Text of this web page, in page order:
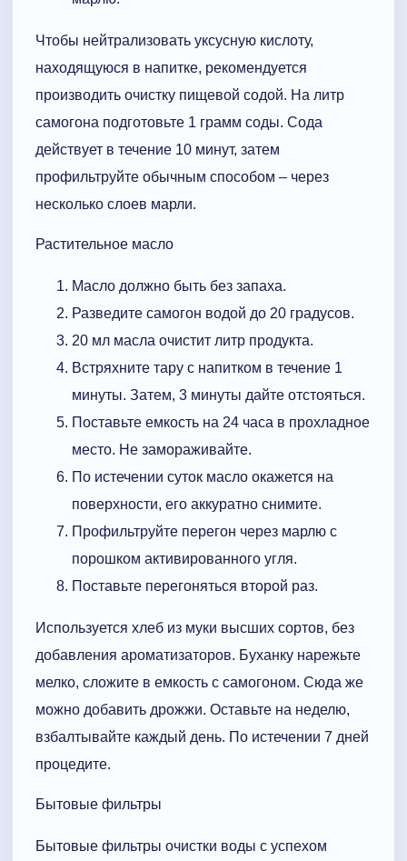
Чтобы нейтрализовать уксусную кислоту,
находящуюся в напитке, рекомендуется
производить очистку пищевой содой. На литр
самогона подготовьте 1 грамм соды. Сода
действует в течение 10 минут, затем
профильтруйте обычным способом – через
несколько слоев марли.
Растительное масло
Масло должно быть без запаха.
Разведите самогон водой до 20 градусов.
20 мл масла очистит литр продукта.
Встряхните тару с напитком в течение 1
минуты. Затем, 3 минуты дайте отстояться.
Поставьте емкость на 24 часа в прохладное
место. Не замораживайте.
По истечении суток масло окажется на
поверхности, его аккуратно снимите.
Профильтруйте перегон через марлю с
порошком активированного угля.
Поставьте перегоняться второй раз.
Используется хлеб из муки высших сортов, без
добавления ароматизаторов. Буханку нарежьте
мелко, сложите в емкость с самогоном. Сюда же
можно добавить дрожжи. Оставьте на неделю,
взбалтывайте каждый день. По истечении 7 дней
процедите.
Бытовые фильтры
Бытовые фильтры очистки воды с успехом